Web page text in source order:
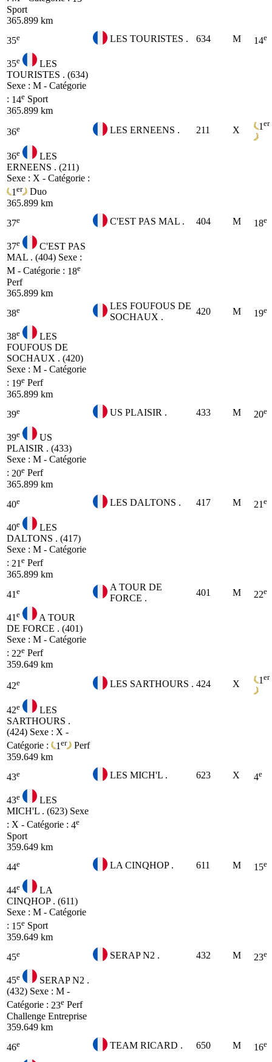
Sport
365.899 km
35e LES TOURISTES . 634 M 14e
35e
LES
TOURISTES . (634)
Sexe : M - Catégorie
: 14e Sport
365.899 km
36e LES ERNEENS . 211 X 1 er
36e
LES
ERNEENS . (211)
Sexe : X - Catégorie :
1 er
Duo
365.899 km
37e C'EST PAS MAL . 404 M 18e
37e
C'EST PAS
MAL . (404) Sexe :
M - Catégorie : 18e
Perf
365.899 km
38e
LES FOUFOUS DE
SOCHAUX .
420 M 19e
38e
LES
FOUFOUS DE
SOCHAUX . (420)
Sexe : M - Catégorie
: 19e Perf
365.899 km
39e US PLAISIR . 433 M 20e
39e
US
PLAISIR . (433)
Sexe : M - Catégorie
: 20e Perf
365.899 km
40e LES DALTONS . 417 M 21 e
40e
LES
DALTONS . (417)
Sexe : M - Catégorie
: 21 e Perf
365.899 km
41 e
A TOUR DE
FORCE .
401 M 22e
41 e
A TOUR
DE FORCE . (401)
Sexe : M - Catégorie
: 22e Perf
359.649 km
42e LES SARTHOURS . 424 X 1 er
42e
LES
SARTHOURS .
(424) Sexe : X -
Catégorie :
1 er
Perf
359.649 km
43e LES MICH'L . 623 X 4e
43e
LES
MICH'L . (623) Sexe
: X - Catégorie : 4e
Sport
359.649 km
44e LA CINQHOP . 611 M 15e
44e
LA
CINQHOP . (611)
Sexe : M - Catégorie
: 15e Sport
359.649 km
45e SERAP N2 . 432 M 23e
45e
SERAP N2 .
(432) Sexe : M -
Catégorie : 23e Perf
Challenge Entreprise
359.649 km
46e TEAM RICARD . 650 M 16e